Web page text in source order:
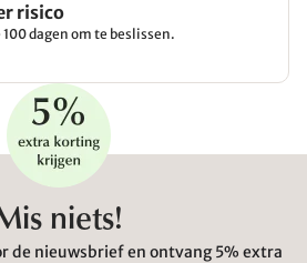
risico
dagen om te beslissen.
niets!
de nieuwsbrief en ontvang 5% extra